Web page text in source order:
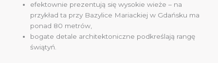
efektownie prezentują się wysokie wieże – na
przykład ta przy Bazylice Mariackiej w Gdańsku ma
ponad 80 metrów,
bogate detale architektoniczne podkreślają rangę
świątyń.